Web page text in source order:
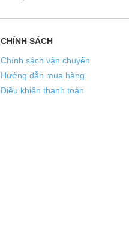
CHÍNH SÁCH
Chính sách vận chuyển
Hướng dẫn mua hàng
Điều khiển thanh toán